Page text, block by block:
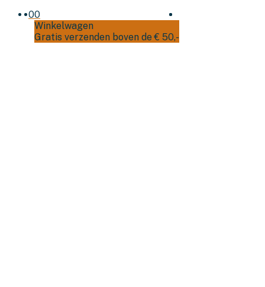
00
Winkelwagen
Gratis verzenden boven de € 50,-